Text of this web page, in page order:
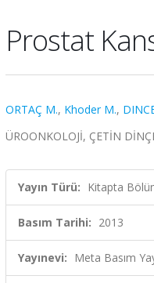
Prostat
ORTAÇ M., Khoder M.,
ÜROONKOLOJİ, ÇETİN
Yayın Türü: Kitapta
Basım Tarihi: 2013
Yayınevi: Meta Basım